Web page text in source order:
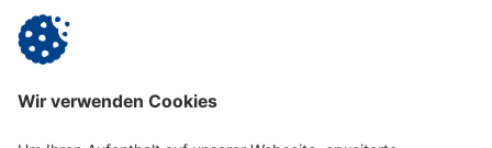
Ich habe die
genommen. Ich stimme zu, dass die von mir
übermittelten Daten zur Kontaktaufnahme und für